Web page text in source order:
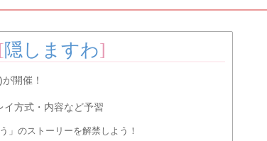
[隠しますわ]
開催！
方式・内容など予習
」のストーリーを解禁しよう！